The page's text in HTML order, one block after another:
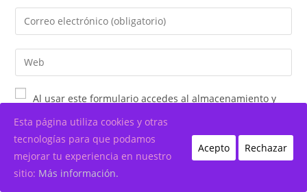
Al usar este formulario accedes al almacenamiento y
gestión de tus datos por parte de este blog
Recibir un correo electrónico con los siguientes
comentarios a esta entrada.
Esta página utiliza cookies y otras
tecnologías para que podamos
mejorar tu experiencia en nuestro
sitio: Más información.
Acepto Rechazar